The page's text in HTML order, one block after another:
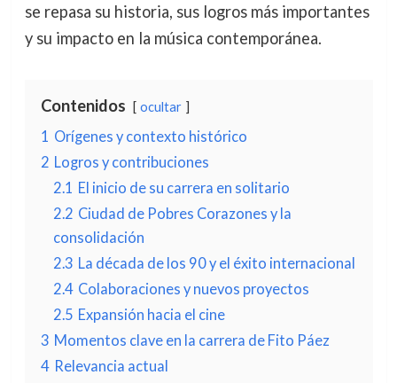
se repasa su historia, sus logros más importantes
y su impacto en la música contemporánea.
Contenidos ocultar
1 Orígenes y contexto histórico
2 Logros y contribuciones
2.1 El inicio de su carrera en solitario
2.2 Ciudad de Pobres Corazones y la
consolidación
2.3 La década de los 90 y el éxito internacional
2.4 Colaboraciones y nuevos proyectos
2.5 Expansión hacia el cine
3 Momentos clave en la carrera de Fito Páez
4 Relevancia actual